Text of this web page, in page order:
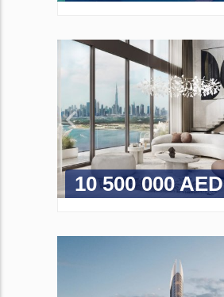
10 500 000 AED